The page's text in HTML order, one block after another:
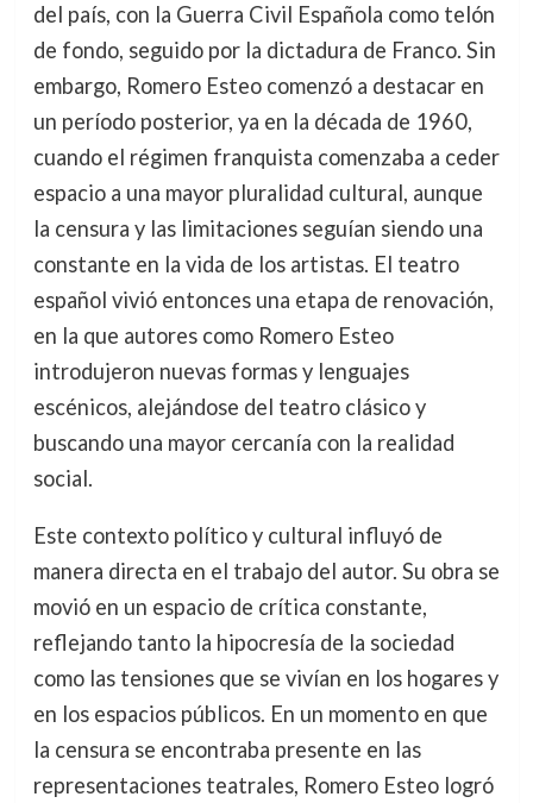
del país, con la Guerra Civil Española como telón
de fondo, seguido por la dictadura de Franco. Sin
embargo, Romero Esteo comenzó a destacar en
un período posterior, ya en la década de 1960,
cuando el régimen franquista comenzaba a ceder
espacio a una mayor pluralidad cultural, aunque
la censura y las limitaciones seguían siendo una
constante en la vida de los artistas. El teatro
español vivió entonces una etapa de renovación,
en la que autores como Romero Esteo
introdujeron nuevas formas y lenguajes
escénicos, alejándose del teatro clásico y
buscando una mayor cercanía con la realidad
social.
Este contexto político y cultural influyó de
manera directa en el trabajo del autor. Su obra se
movió en un espacio de crítica constante,
reflejando tanto la hipocresía de la sociedad
como las tensiones que se vivían en los hogares y
en los espacios públicos. En un momento en que
la censura se encontraba presente en las
representaciones teatrales, Romero Esteo logró